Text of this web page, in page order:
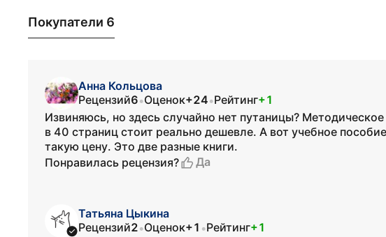
Покупатели 6
Анна Кольцова
Рецензий6•Оценок+24•Рейтинг+1
Извиняюсь, но здесь случайно нет путаницы?
в 40 страниц стоит реально дешевле. А вот учебное
такую цену. Это две разные книги.
Понравилась рецензия?
Да
Татьяна Цыкина
Рецензий2•Оценок+1 •Рейтинг+1